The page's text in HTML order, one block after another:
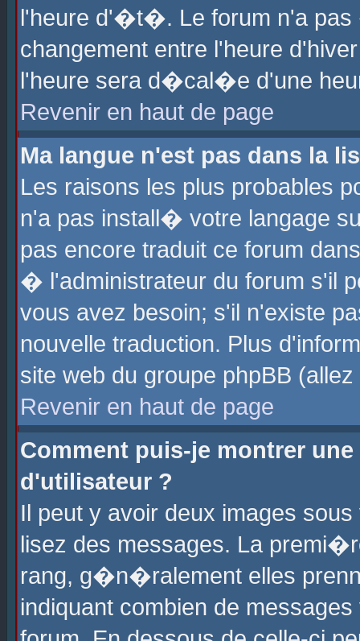
l'heure d'�t�. Le forum n'a
changement entre l'heure
l'heure sera d�cal�e d'une
Revenir en haut de page
Ma langue n'est pas dans la
Les raisons les plus probables
n'a pas install� votre langage
pas encore traduit ce forum
� l'administrateur du forum s'il
vous avez besoin; s'il n'existe
nouvelle traduction. Plus
site web du groupe phpBB
Revenir en haut de page
Comment puis-je montrer
d'utilisateur ?
Il peut y avoir deux images
lisez des messages. La
rang, g�n�ralement elles
indiquant combien de